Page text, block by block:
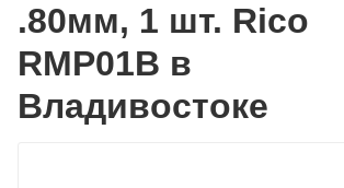
.80мм, 1 шт. Rico
RMP01B в
Владивостоке